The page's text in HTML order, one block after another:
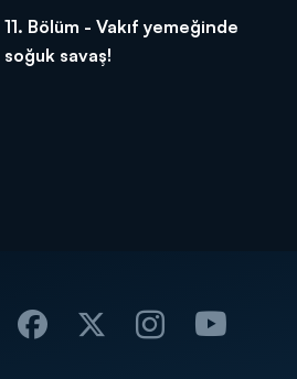
11. Bölüm - Vakıf yemeğinde
soğuk savaş!